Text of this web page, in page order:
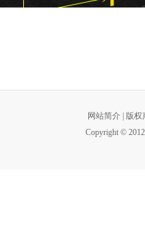
网站简介
版权
Copyright ©